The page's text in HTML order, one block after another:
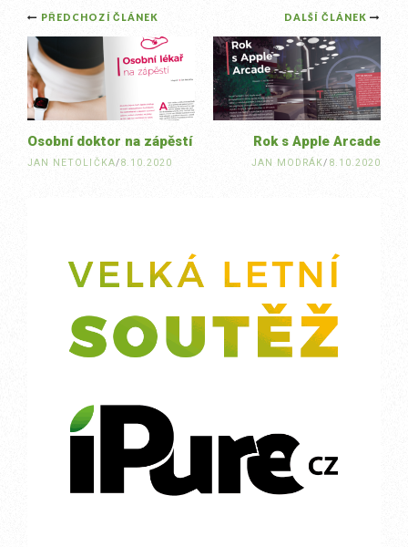
Post
navigation
DALŠÍ ČLÁNEK
Rok s Apple Arcade
JAN MODRÁK/ 8.10.2020
PŘEDCHOZÍ ČLÁNEK
Osobní doktor na zápěstí
JAN NETOLIČKA/8.10.2020